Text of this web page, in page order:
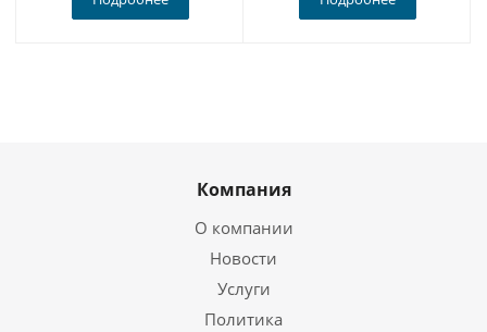
Компания
О компании
Новости
Услуги
Политика